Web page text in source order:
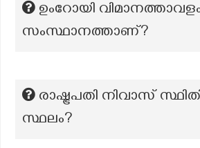
ഉംറോയി
സംസ്ഥാനത്താണ്?
രാഷ്ട്രപതി നിവാസ്
സ്ഥലം?